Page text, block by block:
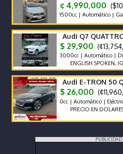
¢ 4,990,000
1500cc | Automático |
Audi Q7
$ 29,900
3000cc | Automático |
ENGLISH SPOKEN, IG:
Audi E-TRON 50
$ 26,000
0cc | Automático |
PRECIO EN DOLARES.
PUBLICIDAD